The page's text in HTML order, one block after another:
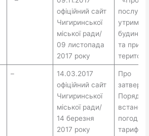
офіційний сайт
Чигиринської
міської ради/
09 листопада
2017 року
послуги
та
–
14.03.2017
офіційний сайт
Чигиринської
міської ради/
14 березня
2017 року
Про
Порядку
тарифів